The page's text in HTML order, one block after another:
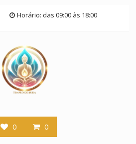
Horário: das 09:00 às 18:00
0 0